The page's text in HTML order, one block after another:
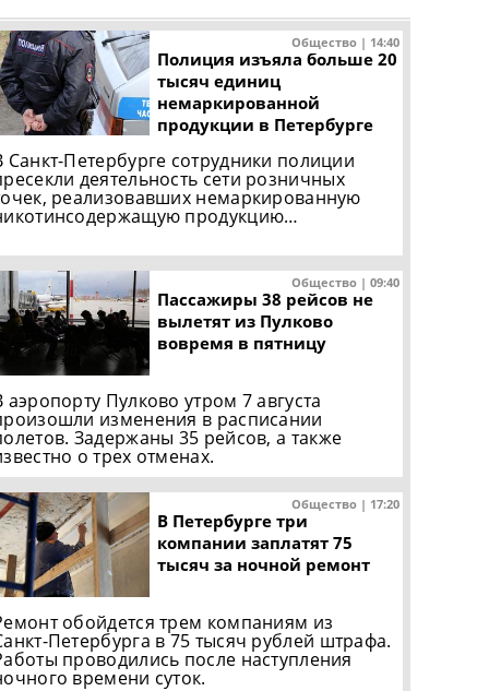
Общество | 14:40
Полиция изъяла больше 20
тысяч единиц
немаркированной
продукции в Петербурге
Санкт-Петербурге сотрудники полиции
деятельность сети розничных
реализовавших немаркированную
продукцию…
Общество | 09:40
Пассажиры 38 рейсов не
вылетят из Пулково
вовремя в пятницу
аэропорту Пулково утром 7 августа
изменения в расписании
Задержаны 35 рейсов, а также
о трех отменах.
Общество | 17:20
В Петербурге три
компании заплатят 75
тысяч за ночной ремонт
обойдется трем компаниям из
Петербурга в 75 тысяч рублей штрафа.
проводились после наступления
времени суток.